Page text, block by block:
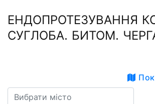
ЕНДОПРОТЕЗУВАННЯ
СУГЛОБА. БИТОМ.